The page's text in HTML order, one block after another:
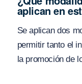
aplican en
Se aplican dos
permitir tanto el
la promoción de